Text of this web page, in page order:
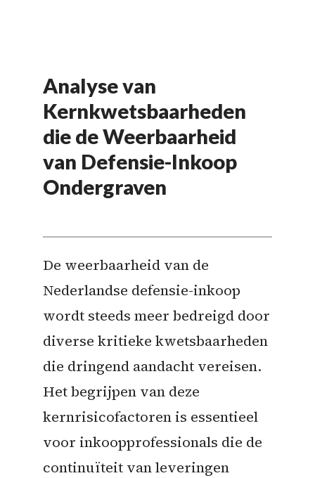
Analyse van
Kernkwetsbaarheden
die de Weerbaarheid
van Defensie-Inkoop
Ondergraven
De weerbaarheid van de
Nederlandse defensie-inkoop
wordt steeds meer bedreigd door
diverse kritieke kwetsbaarheden
die dringend aandacht vereisen.
Het begrijpen van deze
kernrisicofactoren is essentieel
voor inkoopprofessionals die de
continuïteit van leveringen